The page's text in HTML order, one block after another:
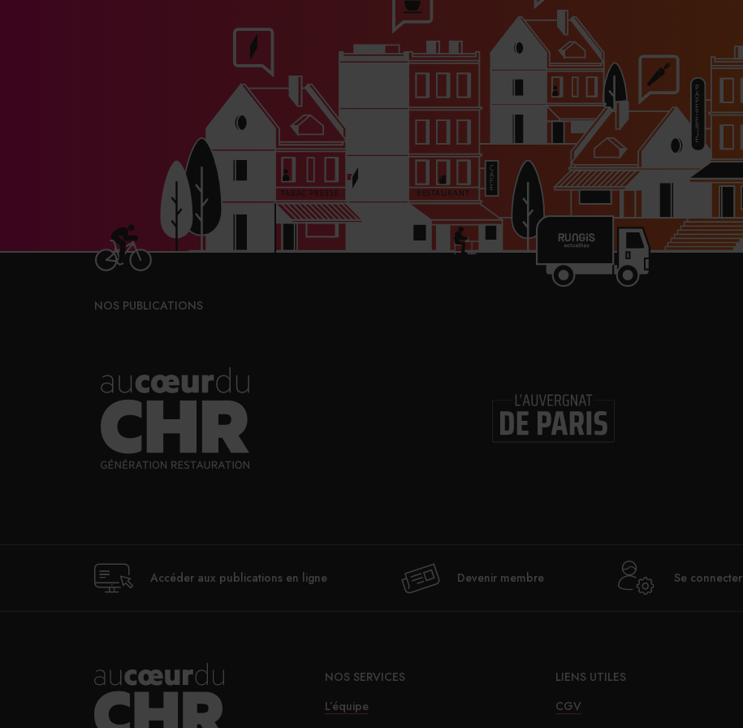
NOS PUBLICATIONS
Accéder aux publications en ligne Devenir membre Se connecter
NOS SERVICES
L’équipe
LIENS UTILES
CGV